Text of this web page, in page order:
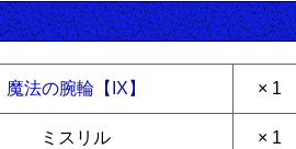
魔法の腕輪【IX】 × 1
ミスリル × 1